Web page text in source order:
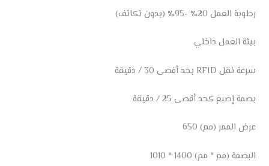
رطوبة العمل 20٪ -95٪ (بدون تكاثف)
بيئة العمل داخلي
سرعة نقل RFID بحد أقصى 30 / دقيقة
بصمة إصبع كحد أقصى 25 / دقيقة
عرض الممر (مم) 650
البصمة (مم * مم) 1400 * 1010